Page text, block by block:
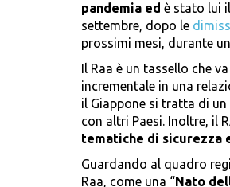
pandemia ed è stato lui il
settembre, dopo le
prossimi mesi, durante
Il Raa è un tassello che va
incrementale in una
il Giappone si tratta di un
con altri Paesi. Inoltre, il
tematiche di sicurezza
Guardando al quadro
Raa, come una “Nato